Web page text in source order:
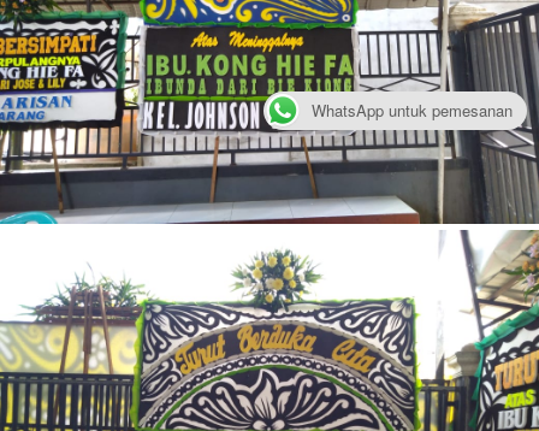
WhatsApp untuk pemesanan